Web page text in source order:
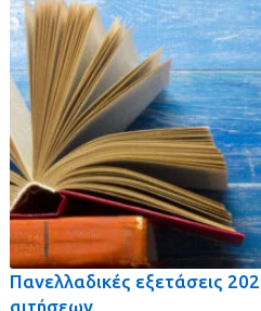
Πανελλαδικές εξετάσεις
αιτήσεων